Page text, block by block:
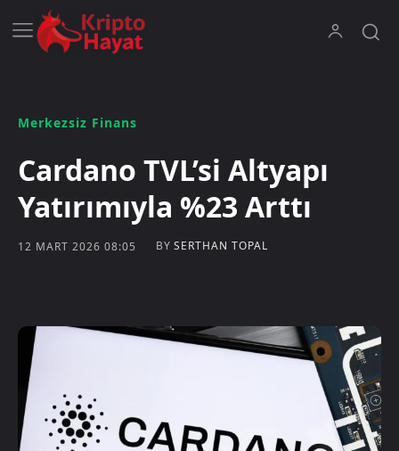
Merkezsiz Finans
Cardano TVL’si Altyapı
Yatırımıyla %23 Arttı
12 MART 2026 08:05 BY SERTHAN TOPAL